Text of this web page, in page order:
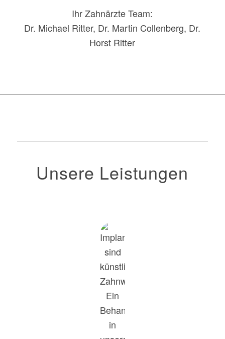
Ihr Zahnärzte Team:
Dr. Michael Ritter, Dr. Martin Collenberg, Dr.
Horst Ritter
Unsere Leistungen